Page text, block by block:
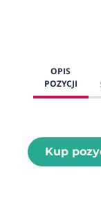
OPIS
POZYCJI
Kup